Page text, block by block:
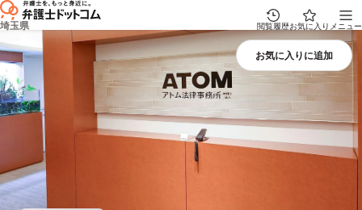
埼玉県 閲覧履歴お気に入り メニュー